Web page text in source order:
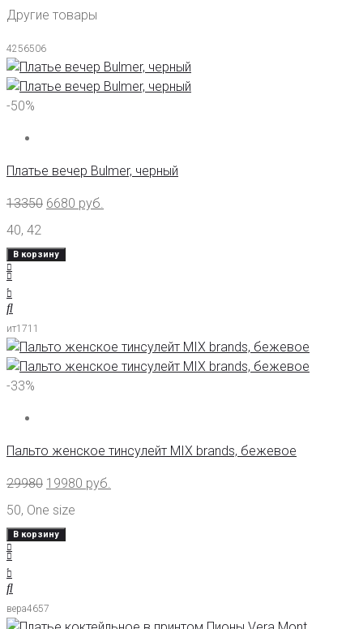
Другие товары
4256506
-50%
Платье вечер Bulmer, черный
13350 6680 руб.
40, 42
В корзину
ит1711
-33%
Пальто женское тинсулейт MIX brands, бежевое
29980 19980 руб.
50, One size
В корзину
вера4657